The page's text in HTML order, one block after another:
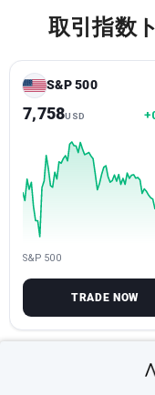
取引指数
S&P 500
7,758USD
S&P 500
TRADE NOW